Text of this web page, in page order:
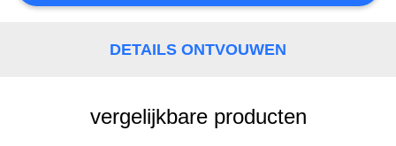
OFFERTE
AANVRAGENDETAILS ONTVOUWEN
vergelijkbare producten